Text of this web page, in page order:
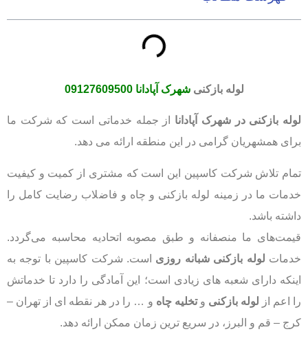
لوله بازکنیشهرک آپادانا 09127609500
لوله بازکنی در شهرک آپادانا از جمله خدماتی است که شرکت ما
برای همشهریان گرامی در این منطقه ارائه می دهد.
تمام تلاش شرکت کاسپین این است که مشتری از کمیت و کیفیت
خدمات ما در زمینه لوله بازکنی و چاه و فاضلاب رضایت کامل را
داشته باشد.
قیمت‌های ما منصفانه و طبق مصوبه اتحادیه محاسبه می‌گردد.
خدمات لوله بازکنی شبانه روزی است. شرکت کاسپین با توجه به
اینکه دارای شعبه های زیادی است؛ این آمادگی را دارد تا خدماتش
را اعم از لوله بازکنی وتخلیه چاه و … را در هر نقطه ای از تهران –
کرج – قم و البرز، در سریع ترین زمان ممکن ارائه دهد.